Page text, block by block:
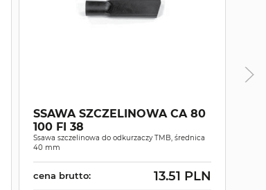
SSAWA SZCZELINOWA CA 80
100 FI 38
Ssawa szczelinowa do odkurzaczy TMB, średnica
40 mm
cena brutto: 13.51 PLN